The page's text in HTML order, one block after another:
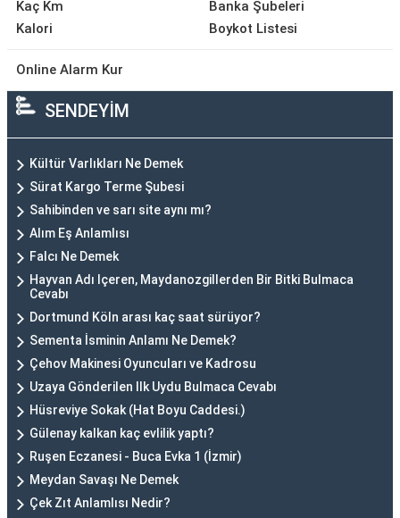
Kaç Km
Kalori
Banka Şubeleri
Boykot Listesi
Online Alarm Kur
SENDEYİM
Kültür Varlıkları Ne Demek
Sürat Kargo Terme Şubesi
Sahibinden ve sarı site aynı mı?
Alım Eş Anlamlısı
Falcı Ne Demek
Hayvan Adı Içeren, Maydanozgillerden Bir Bitki Bulmaca
Cevabı
Dortmund Köln arası kaç saat sürüyor?
Sementa İsminin Anlamı Ne Demek?
Çehov Makinesi Oyuncuları ve Kadrosu
Uzaya Gönderilen Ilk Uydu Bulmaca Cevabı
Hüsreviye Sokak (Hat Boyu Caddesi.)
Gülenay kalkan kaç evlilik yaptı?
Ruşen Eczanesi - Buca Evka 1 (İzmir)
Meydan Savaşı Ne Demek
Çek Zıt Anlamlısı Nedir?